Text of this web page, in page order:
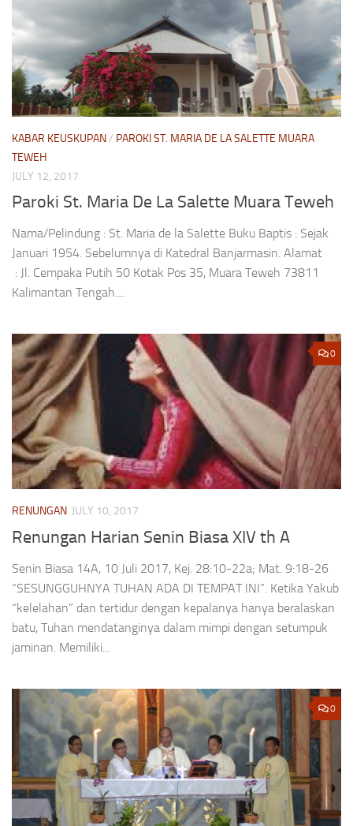
KABAR KEUSKUPAN/ PAROKI ST. MARIA DE LA SALETTE MUARA
TEWEH
JULY 12, 2017
Paroki St. Maria De La Salette Muara Teweh
Nama/Pelindung : St. Maria de la Salette Buku Baptis : Sejak
Januari 1954. Sebelumnya di Katedral Banjarmasin. Alamat
: Jl. Cempaka Putih 50 Kotak Pos 35, Muara Teweh 73811
Kalimantan Tengah....
0
RENUNGAN JULY 10, 2017
Renungan Harian Senin Biasa XIV th A
Senin Biasa 14A, 10 Juli 2017, Kej. 28:10-22a; Mat. 9:18-26
“SESUNGGUHNYA TUHAN ADA DI TEMPAT INI”. Ketika Yakub
“kelelahan” dan tertidur dengan kepalanya hanya beralaskan
batu, Tuhan mendatanginya dalam mimpi dengan setumpuk
jaminan. Memiliki...
0